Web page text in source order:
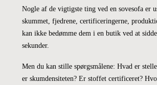
Nogle af de vigtigste ting ved en sovesofa er
skummet, fjedrene, certificeringerne,
kan ikke bedømme dem i en butik ved at
sekunder.
Men du kan stille spørgsmålene: Hvad er
er skumdensiteten? Er stoffet certificeret?